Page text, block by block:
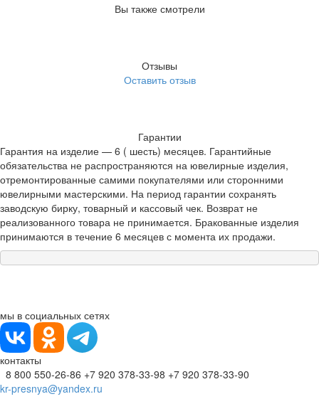
Вы также смотрели
Отзывы
Оставить отзыв
Гарантии
Гарантия на изделие — 6 ( шесть) месяцев. Гарантийные
обязательства не распространяются на ювелирные изделия,
отремонтированные самими покупателями или сторонними
ювелирными мастерскими. На период гарантии сохранять
заводскую бирку, товарный и кассовый чек. Возврат не
реализованного товара не принимается. Бракованные изделия
принимаются в течение 6 месяцев с момента их продажи.
мы в социальных сетях
контакты
8 800 550-26-86 +7 920 378-33-98 +7 920 378-33-90
kr-presnya@yandex.ru